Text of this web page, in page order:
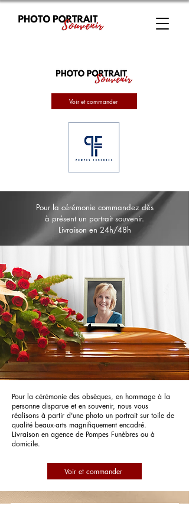
Voir et commander
Pour la cérémonie commandez dès
à présent un portrait souvenir.
Livraison en 24h/48h
Pour la cérémonie des obsèques, en hommage à la
personne disparue et en souvenir, nous vous
réalisons à partir d'une photo un portrait sur toile de
qualité beaux-arts magnifiquement encadré.
Livraison en agence de Pompes Funèbres ou à
domicile.
Voir et commander